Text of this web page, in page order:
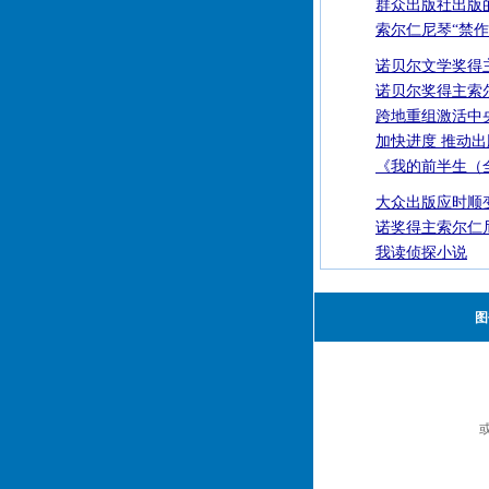
群众出版社出版
索尔仁尼琴“禁
诺贝尔文学奖得
诺贝尔奖得主索
跨地重组激活中
加快进度 推动
《我的前半生
大众出版应时顺
诺奖得主索尔仁
我读侦探小说